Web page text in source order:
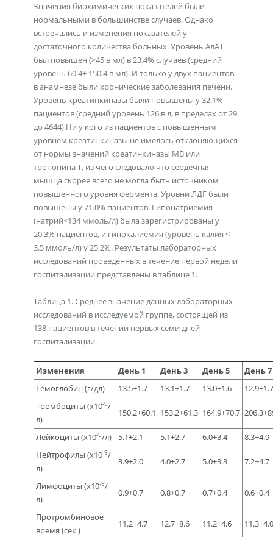
Значения биохимических показателей были
нормальными в большинстве случаев. Однако
встречались и изменения показателей у
достаточного количества больных. Уровень АлАТ
был повышен (>45 в мл) в 23.4% случаев (средний
уровень 60.4+ 150.4 в мл). И только у двух пациентов
в анамнезе были хронические заболевания печени.
Уровень креатинкиназы были повышены у 32.1%
пациентов (средний уровень 126 в л, в пределах от 29
до 4644).Ни у кого из пациентов с повышенным
уровнем креатинкиназы не имелось отклоняющихся
от нормы значений креатинкиназы МВ или
тропонина Т, из чего следовало что сердечная
мышца скорее всего не могла быть источником
повышенного уровня фермента. Уровни ЛДГ были
повышены у 71.0% пациентов. Гипонатриемия
(натрий<134 ммоль/л) была зарегистрированы у
20.3% пациентов, и гипокалиемия (уровень калия <
3.5 ммоль/л) у 25.2%. Результаты лабораторных
исследований проведенных в течение первой недели
госпитализации представлены в таблице 1.
Таблица 1. Среднее значение данных лабораторных
исследований в исследуемой группе, состоящей из
138 пациентов в течении первых семи дней
госпитализации.
Изменения День 1 День 3 День 5
День 7
Гемоглобин (г/дл)
13.5+1.7 13.1+1.7 13.0+1.6
12.9+1.7
Тромбоциты (x10-9/
л)
150.2+60.1 153.2+61.3 164.9+70.7
Лейкоциты (x10-9/л) 5.1+2.1 5.1+2.7 6.0+3.4
8.3+4.9
Нейтрофилы (x10-9/
л)
3.9+2.0 4.0+2.7 5.0+3.3 7.2+4.7
Лимфоциты (x10-9/
л)
0.9+0.7 0.8+0.7 0.7+0.4 0.6+0.4
Протромбиновое
время (сек )
11.2+4.7 12.7+8.6 11.2+4.6 11.3+4.0